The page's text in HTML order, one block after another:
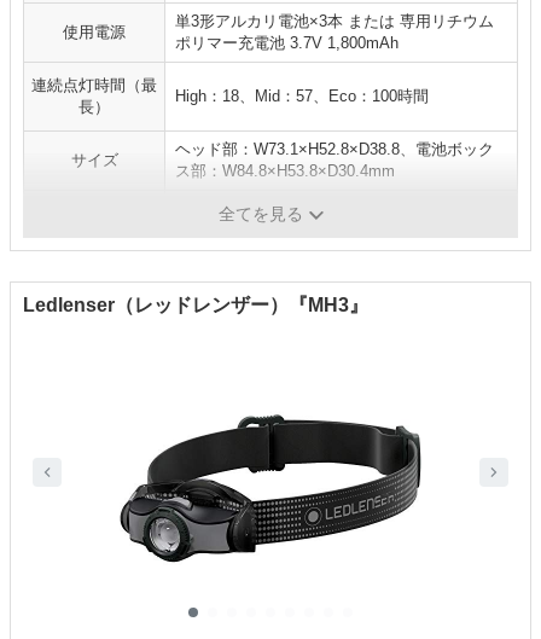
使用電源
単3形アルカリ電池×3本 または 専用リチウム
ポリマー充電池 3.7V 1,800mAh
連続点灯時間（最
長）
High：18、Mid：57、Eco：100時間
サイズ
ヘッド部：W73.1×H52.8×D38.8、電池ボック
ス部：W84.8×H53.8×D30.4mm
全てを見る
Ledlenser（レッドレンザー）『MH3』